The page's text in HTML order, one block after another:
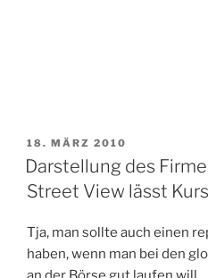
VERÖFFENTLICHT
AM
18. MÄRZ 2010
Darstellung des
Street View lässt
Tja, man sollte auch einen
haben, wenn man bei den